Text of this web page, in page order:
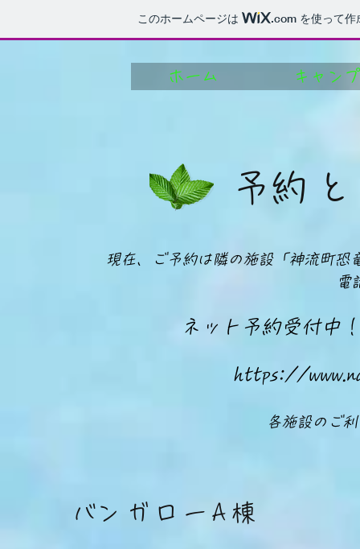
このホームページは .com を使って
ホーム キャン
予約
現在、ご予約は隣の施設「神流町恐
電
ネット予約受付中
https://
各施設のご
​バンガローA棟